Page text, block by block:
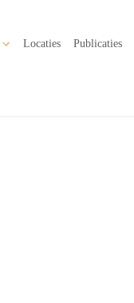
Locaties Publicaties